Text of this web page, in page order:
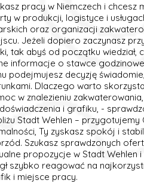
pracy w Niemczech i chcesz
w produkcji, logistyce i
oraz organizacji
Jeżeli dopiero zaczynasz
tak abyś od początku
informacje o stawce
podejmujesz decyzję
Dlaczego warto
w znalezieniu
i grafiku, -
Stadt Wehlen –
Ty zyskasz spokój i
Szukasz sprawdzonych
propozycje w Stadt Wehlen
szybko reagować na
i miejsce pracy.